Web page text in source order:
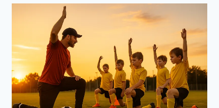
РОДИТЕЛЯМ
ФУТБОЛИСТОВ